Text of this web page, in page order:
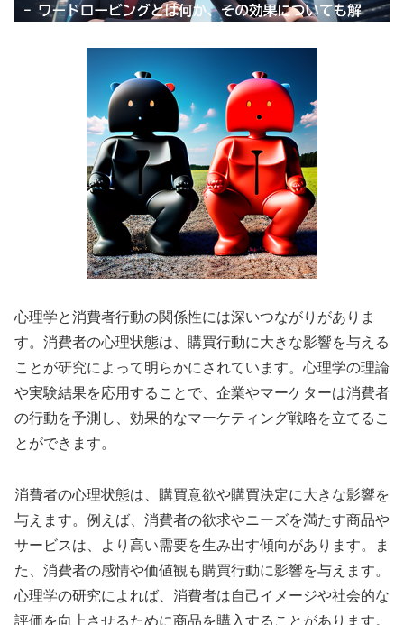
心理学と消費者行動の関係性には深いつながりがありま
す。消費者の心理状態は、購買行動に大きな影響を与える
ことが研究によって明らかにされています。心理学の理論
や実験結果を応用することで、企業やマーケターは消費者
の行動を予測し、効果的なマーケティング戦略を立てるこ
とができます。
消費者の心理状態は、購買意欲や購買決定に大きな影響を
与えます。例えば、消費者の欲求やニーズを満たす商品や
サービスは、より高い需要を生み出す傾向があります。ま
た、消費者の感情や価値観も購買行動に影響を与えます。
心理学の研究によれば、消費者は自己イメージや社会的な
評価を向上させるために商品を購入することがあります。